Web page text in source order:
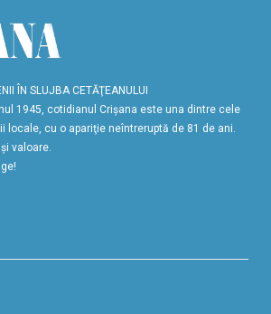
ÎN SLUJBA CETĂŢEANULUI
1945, cotidianul Crişana este una dintre cele
locale, cu o apariţie neîntreruptă de 81 de ani.
valoare.